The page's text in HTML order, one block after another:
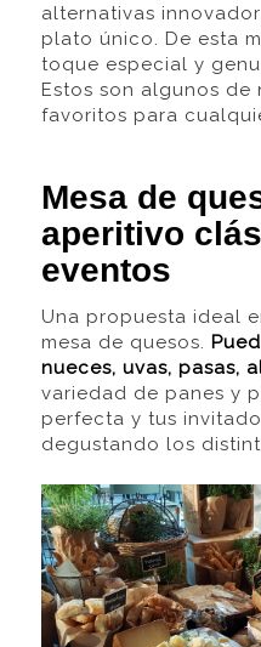
alternativas
plato único. De esta
toque especial y
Estos son algunos de
favoritos para
Mesa de
aperitivo
eventos
Una propuesta ideal
mesa de quesos.
nueces, uvas, pasas,
variedad de panes y
perfecta y tus
degustando los